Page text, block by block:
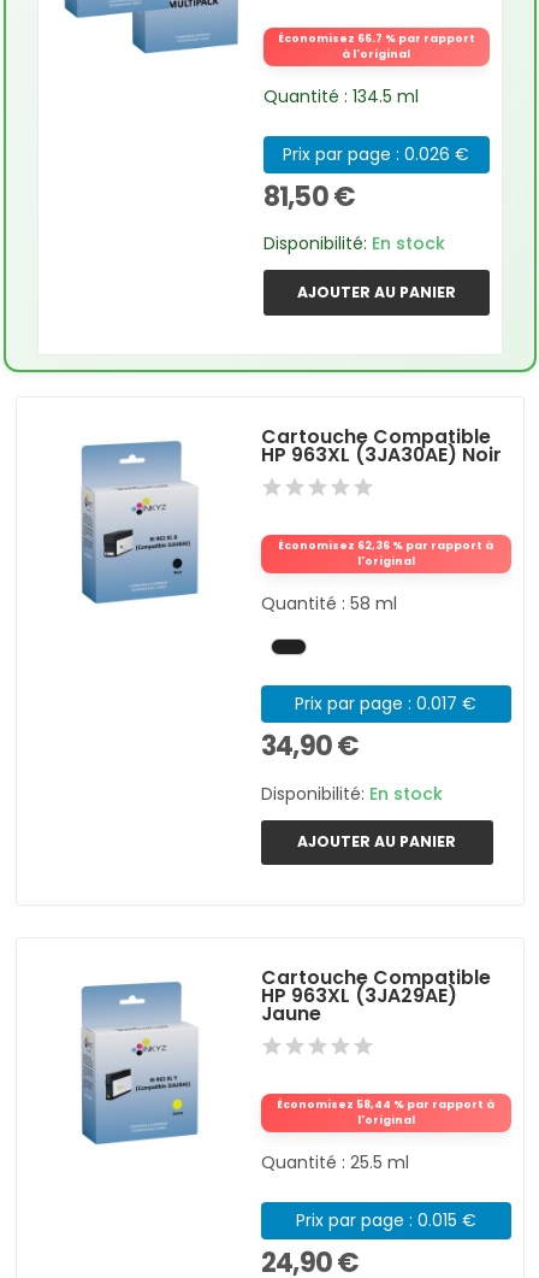
Économisez 66.7 % par rapport
à l'original
Quantité : 134.5 ml
Prix par page : 0.026 €
81,50 €
Disponibilité: En stock
AJOUTER AU PANIER
Cartouche Compatible
HP 963XL (3JA30AE) Noir
Économisez 62,36 % par rapport à
l'original
Quantité : 58 ml
Prix par page : 0.017 €
34,90 €
Disponibilité: En stock
AJOUTER AU PANIER
Cartouche Compatible
HP 963XL (3JA29AE)
Jaune
Économisez 58,44 % par rapport à
l'original
Quantité : 25.5 ml
Prix par page : 0.015 €
24,90 €